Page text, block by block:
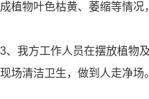
成植物叶色枯黄、萎缩等情
3、我方工作人员在摆放植物
现场清洁卫生，做到人走净场。